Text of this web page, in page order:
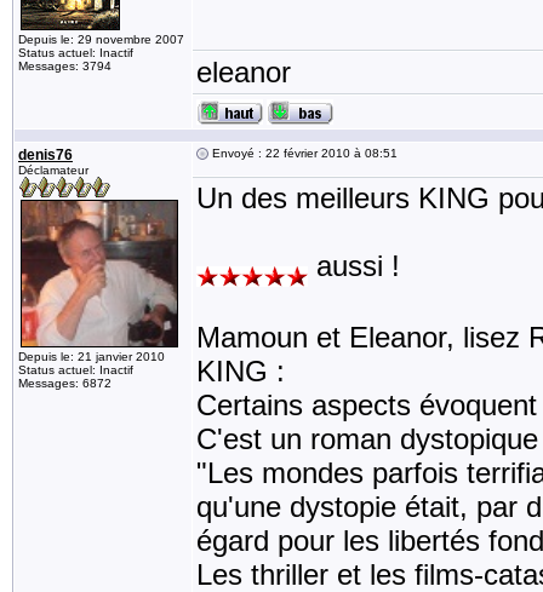
Depuis le: 29 novembre 2007
Status actuel: Inactif
Messages: 3794
eleanor
denis76
Déclamateur
Depuis le: 21 janvier 2010
Status actuel: Inactif
Messages: 6872
Envoyé : 22 février 2010 à 08:51
Un des meilleurs KING
aussi !
Mamoun et Eleanor, lisez
KING :
Certains aspects
C'est un roman
"Les mondes parfois
qu'une dystopie était, par
égard pour les libertés
Les thriller et les films-